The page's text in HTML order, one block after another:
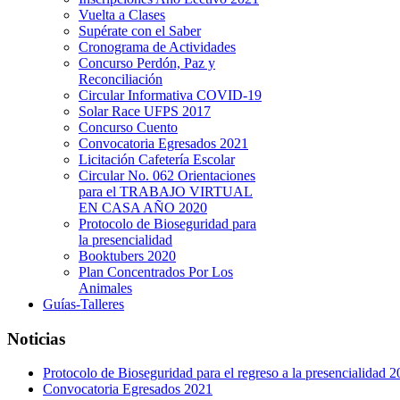
Vuelta a Clases
Supérate con el Saber
Cronograma de Actividades
Concurso Perdón, Paz y
Reconciliación
Circular Informativa COVID-19
Solar Race UFPS 2017
Concurso Cuento
Convocatoria Egresados 2021
Licitación Cafetería Escolar
Circular No. 062 Orientaciones
para el TRABAJO VIRTUAL
EN CASA AÑO 2020
Protocolo de Bioseguridad para
la presencialidad
Booktubers 2020
Plan Concentrados Por Los
Animales
Guías-Talleres
Noticias
Protocolo de Bioseguridad para el regreso a la presencialidad
Convocatoria Egresados 2021